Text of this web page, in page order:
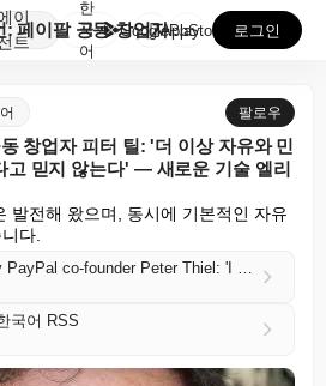
이
트
오늘의 명언: 페이팔 공동 창업자 피터 틸: '더 이상...
한
국
어
GooglePlay
AppStore 로그인
팔로우
창업자 피터 틸: '더 이상 자유와 민
고 믿지 않는다' — 새로운 기술 엘리
발전해 왔으며, 동시에 기본적인 자유
다.
Quote of the day by PayPal co-founder Peter Thiel: 'I no longer believe that freedom and democracy are compatible' — a foundational thesis of the new tech elite
국어 RSS